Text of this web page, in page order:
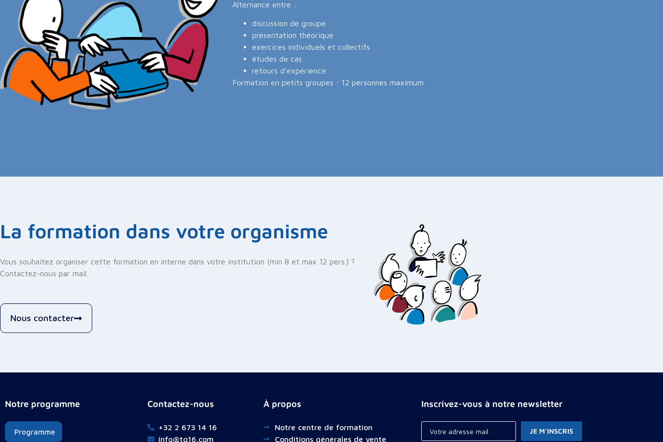
Alternance entre :
discussion de groupe
présentation théorique
exercices individuels et collectifs
études de cas
retours d’expérience
Formation en petits groupes : 12 personnes maximum
La formation dans votre organisme
Vous souhaitez organiser cette formation en interne dans votre institution (min 8 et max 12 pers.) ?
Contactez-nous par mail.
Nous contacter
Notre programme
Programme
Contactez-nous
+32 2 673 14 16
info@tq16.com
À propos
Notre centre de formation
Conditions générales de vente
Inscrivez-vous à notre newsletter
JE M'INSCRIS